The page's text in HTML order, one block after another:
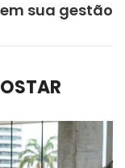
sua gestão